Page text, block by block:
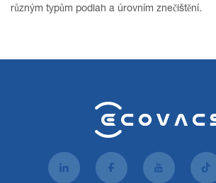
různým typům podlah a úrovním znečištění.